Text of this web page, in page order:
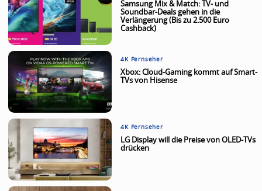
Samsung Mix & Match: TV- und
Soundbar-Deals gehen in die
Verlängerung (Bis zu 2.500 Euro
Cashback)
4K Fernseher
Xbox: Cloud-Gaming kommt auf Smart-
TVs von Hisense
4K Fernseher
LG Display will die Preise von OLED-TVs
drücken